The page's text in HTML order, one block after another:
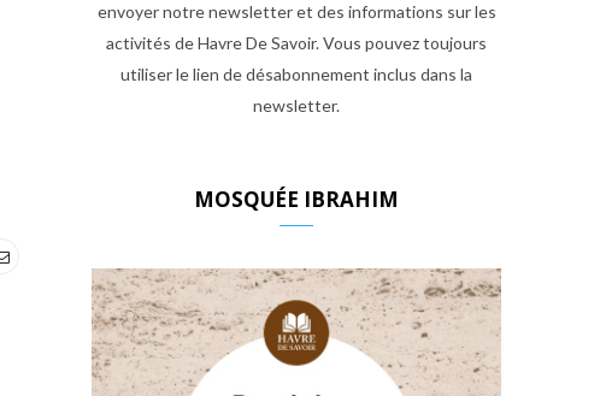
envoyer notre newsletter et des informations sur les
activités de Havre De Savoir. Vous pouvez toujours
utiliser le lien de désabonnement inclus dans la
newsletter.
MOSQUÉE IBRAHIM